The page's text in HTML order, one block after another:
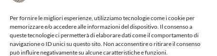
Per fornire le migliori esperienze, utilizziamo tecnologie come i cookie per
memorizzare e/o accedere alle informazioni del dispositivo. Il consenso a
queste tecnologie ci permetterà di elaborare dati come il comportamento di
navigazione o ID unici su questo sito. Non acconsentire o ritirare il consenso
può influire negativamente su alcune caratteristiche e funzioni.